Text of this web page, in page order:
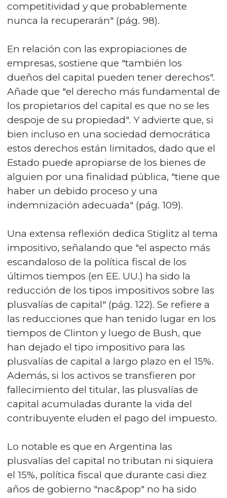
competitividad y que probablemente
nunca la recuperarán" (pág. 98).
En relación con las expropiaciones de
empresas, sostiene que "también los
dueños del capital pueden tener derechos".
Añade que "el derecho más fundamental de
los propietarios del capital es que no se les
despoje de su propiedad". Y advierte que, si
bien incluso en una sociedad democrática
estos derechos están limitados, dado que el
Estado puede apropiarse de los bienes de
alguien por una finalidad pública, "tiene que
haber un debido proceso y una
indemnización adecuada" (pág. 109).
Una extensa reflexión dedica Stiglitz al tema
impositivo, señalando que "el aspecto más
escandaloso de la política fiscal de los
últimos tiempos (en EE. UU.) ha sido la
reducción de los tipos impositivos sobre las
plusvalías de capital" (pág. 122). Se refiere a
las reducciones que han tenido lugar en los
tiempos de Clinton y luego de Bush, que
han dejado el tipo impositivo para las
plusvalías de capital a largo plazo en el 15%.
Además, si los activos se transfieren por
fallecimiento del titular, las plusvalías de
capital acumuladas durante la vida del
contribuyente eluden el pago del impuesto.
Lo notable es que en Argentina las
plusvalías del capital no tributan ni siquiera
el 15%, política fiscal que durante casi diez
años de gobierno "nac&pop" no ha sido